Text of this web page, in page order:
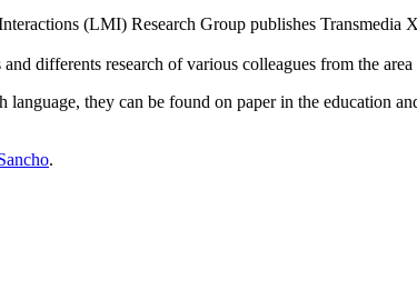
(LMI) Research Group publishes
differents research of various colleagues from the
language, they can be found on paper in the education
.